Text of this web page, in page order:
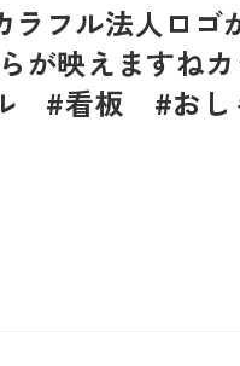
ラフル法人ロゴ
が映えますね
ル #看板 #お